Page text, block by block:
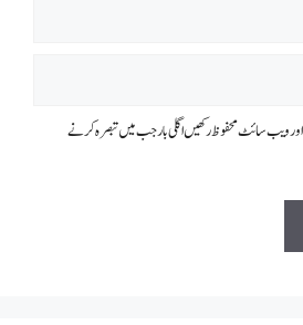
ویب سائٹ محفوظ رکھیں اگلی بار جب میں تبصرہ کرنے